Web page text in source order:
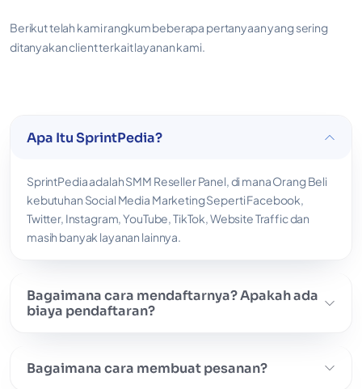
Berikut telah kami rangkum beberapa pertanyaan yang sering
ditanyakan client terkait layanan kami.
SprintPedia adalah SMM Reseller Panel, di mana Orang Beli